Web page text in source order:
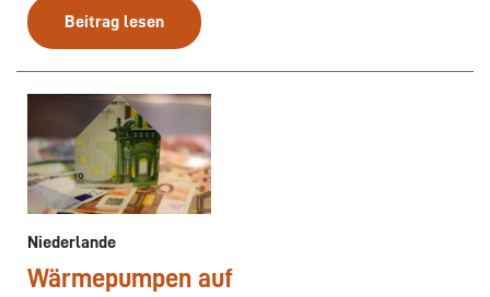
Beitrag lesen
Niederlande
Wärmepumpen auf